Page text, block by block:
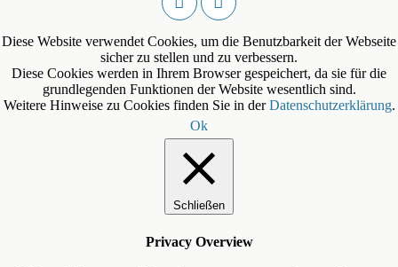
Diese Website verwendet Cookies, um die Benutzbarkeit der Webseite
sicher zu stellen und zu verbessern.
Diese Cookies werden in Ihrem Browser gespeichert, da sie für die
grundlegenden Funktionen der Website wesentlich sind.
Weitere Hinweise zu Cookies finden Sie in derDatenschutzerklärung.
Ok
Schließen
Privacy Overview